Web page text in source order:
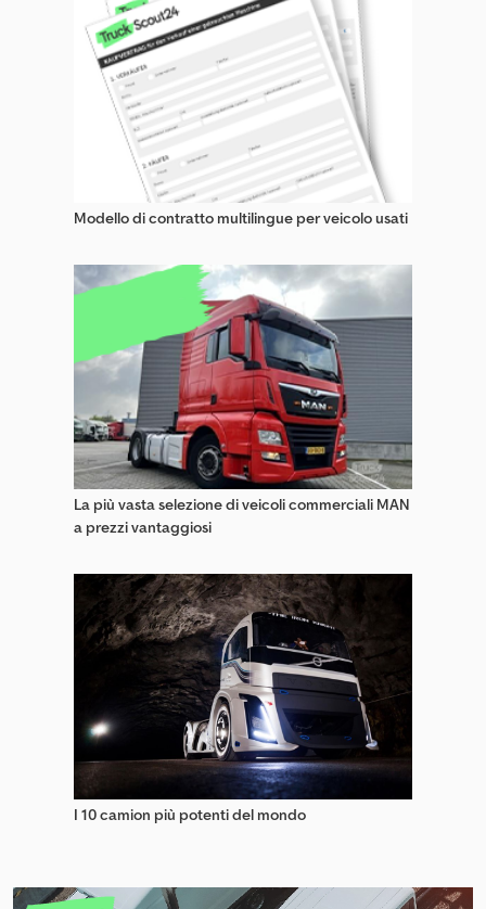
Trattori Industriali / Trattori Da Magazzino
Trattori Stradali Trasporto Voluminoso
Veicolo Da Manovra
Modello di contratto multilingue per veicolo usati
La più vasta selezione di veicoli commerciali MAN
a prezzi vantaggiosi
I 10 camion più potenti del mondo